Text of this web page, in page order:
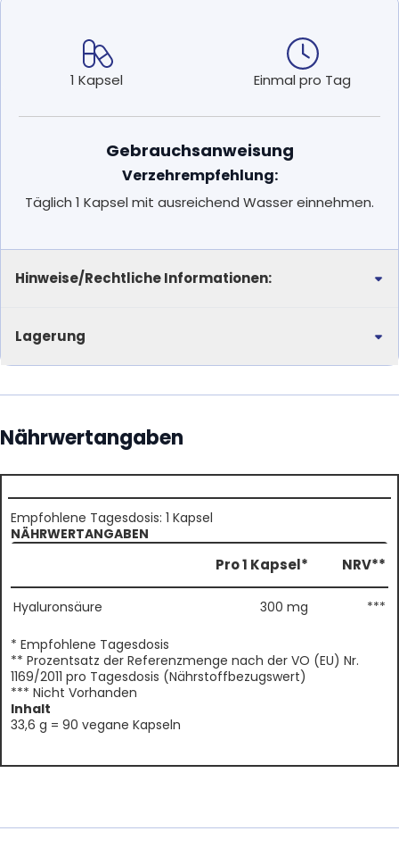
1 Kapsel Einmal pro Tag
Gebrauchsanweisung
Verzehrempfehlung:
Täglich 1 Kapsel mit ausreichend Wasser einnehmen.
Hinweise/Rechtliche Informationen:
Lagerung
Nährwertangaben
Empfohlene Tagesdosis: 1 Kapsel
NÄHRWERTANGABEN
Pro 1 Kapsel* NRV**
Hyaluronsäure 300 mg ***
* Empfohlene Tagesdosis
** Prozentsatz der Referenzmenge nach der VO (EU) Nr.
1169/2011 pro Tagesdosis (Nährstoffbezugswert)
*** Nicht Vorhanden
Inhalt
33,6 g = 90 vegane Kapseln